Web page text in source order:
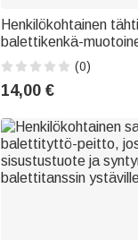
Henkilökohtainen
balettikenkä-
hajuvesipullo, jossa
käyttöön, morsiamen
muistolahjaksi tai
(0)
14,00 €